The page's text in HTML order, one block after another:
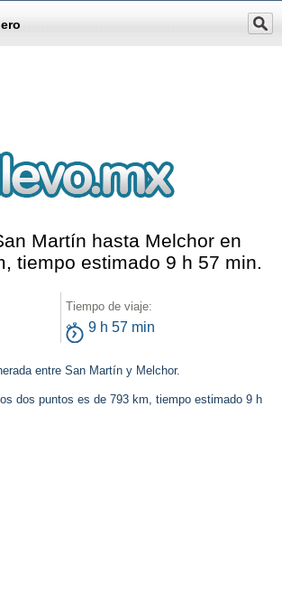
Martín hasta Melchor en
tiempo estimado 9 h 57 min.
Tiempo de viaje:
9 h 57 min
entre San Martín y Melchor.
dos puntos es de 793 km, tiempo estimado 9 h